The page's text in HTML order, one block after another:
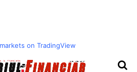
on TradingView